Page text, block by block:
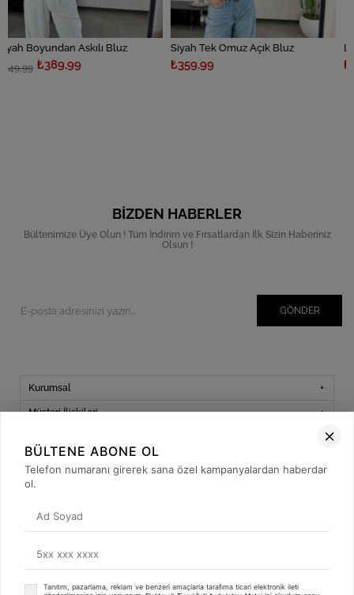
Bluz Siyah Tek Omuz Açık Bluz Lacivert Tek
BIZDEN HABERLER
Bültenimize Üye Olun ! Tüm İndirim ve Fırsatlardan İlk Sizin Haberiniz
Olsun !
GÖNDER
Kurumsal
Müşteri İlişkileri
Sosyal Medya
BÜLTENE ABONE OL
Telefon numaranı girerek sana özel kampanyalardan haberdar
ol.
Tanıtım, pazarlama, reklam ve benzeri amaçlarla tarafıma ticari elektronik ileti